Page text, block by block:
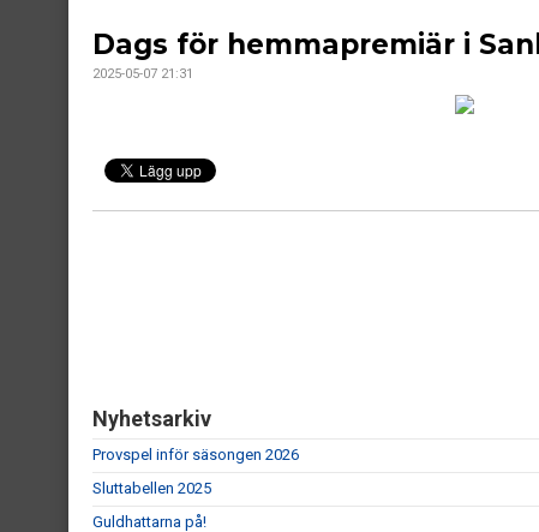
Dags för hemmapremiär i
2025-05-07 21:31
Nyhetsarkiv
Provspel inför säsongen 2026
Sluttabellen 2025
Guldhattarna på!